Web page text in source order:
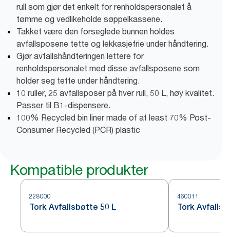
rull som gjør det enkelt for renholdspersonalet å
tømme og vedlikeholde søppelkassene.
Takket være den forseglede bunnen holdes
avfallsposene tette og lekkasjefrie under håndtering.
Gjør avfallshåndteringen lettere for
renholdspersonalet med disse avfallsposene som
holder seg tette under håndtering.
10 ruller, 25 avfallsposer på hver rull, 50 L, høy kvalitet.
Passer til B1-dispensere.
100% Recycled bin liner made of at least 70% Post-
Consumer Recycled (PCR) plastic
Kompatible produkter
228000
Tork Avfallsbøtte 50 L
460011
Tork